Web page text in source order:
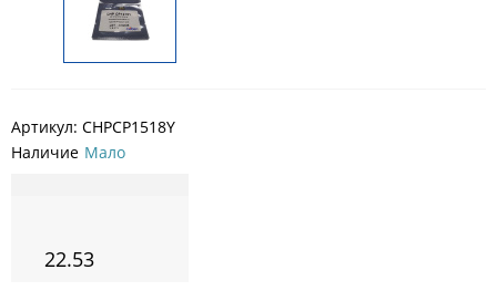
Артикул: CHPCP1518Y
Наличие Мало
22.53